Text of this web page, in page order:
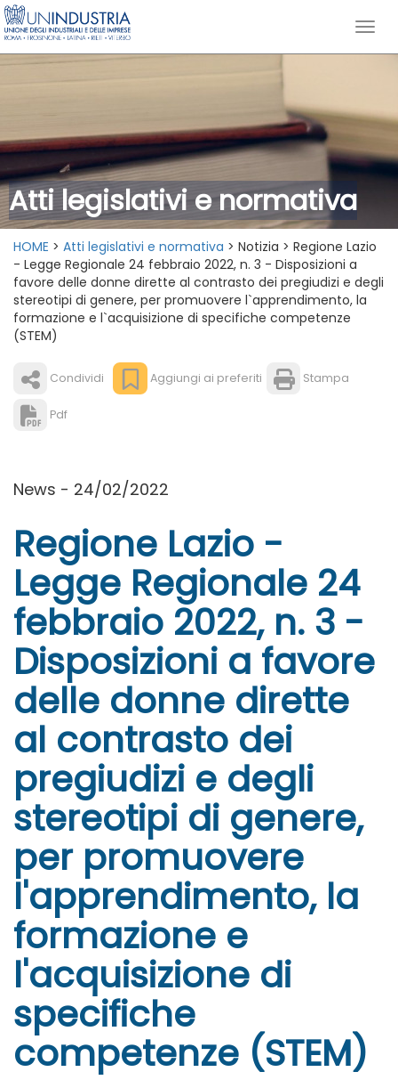
Atti legislativi e normativa
HOME > Atti legislativi e normativa > Notizia > Regione Lazio
- Legge Regionale 24 febbraio 2022, n. 3 - Disposizioni a
favore delle donne dirette al contrasto dei pregiudizi e degli
stereotipi di genere, per promuovere l`apprendimento, la
formazione e l`acquisizione di specifiche competenze
(STEM)
Condividi Aggiungi ai preferiti Stampa
Pdf
News - 24/02/2022
Regione Lazio -
Legge Regionale 24
febbraio 2022, n. 3 -
Disposizioni a favore
delle donne dirette
al contrasto dei
pregiudizi e degli
stereotipi di genere,
per promuovere
l'apprendimento, la
formazione e
l'acquisizione di
specifiche
competenze (STEM)